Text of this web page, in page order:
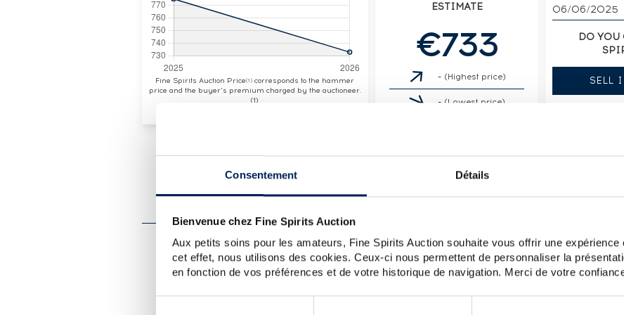
Consentement Détails
Bienvenue chez Fine Spirits Auction
Aux petits soins pour les amateurs, Fine Spirits Auction souhaite vous offrir une
cet effet, nous utilisons des cookies. Ceux-ci nous permettent de personnaliser la
en fonction de vos préférences et de votre historique de navigation. Merci de votre
Fine Spirits Auction Price(1) corresponds to the hammer
price and the buyer's premium charged by the auctioneer.
(1)
ESTIMATE
€733
- (Highest price)
- (Lowest price)
06/06/2025
DO YOU
SELL
CUVÉE PRESENTATION
A Rhum vieux Bernus distilled at the Fonds Doré distillery that shut its
DETAILED
Distillery:Bernus
Bottler:Of.